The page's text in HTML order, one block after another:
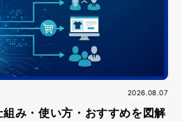
2026.08.07
み・使い方・おすすめを図解